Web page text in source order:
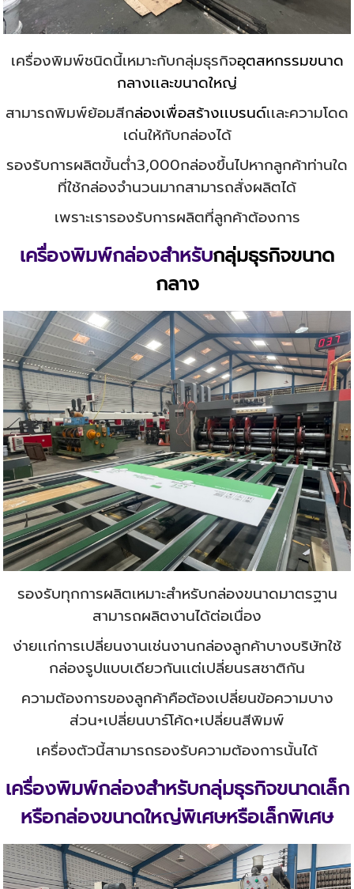
เครื่องพิมพ์ชนิดนี้เหมาะกับกลุ่มธุรกิจอุตสหกรรมขนาด
กลางเเละขนาดใหญ่
สามารถพิมพ์ย้อมสีกล่องเพื่อสร้างเเบรนด์เเละความโดด
เด่นให้กับกล่องได้
รองรับการผลิตขั้นต่ำ3,000กล่องขึ้นไปหากลูกค้าท่านใด
ที่ใช้กล่องจำนวนมากสามารถสั่งผลิตได้
เพราะเรารองรับการผลิตที่ลูกค้าต้องการ
เครื่องพิมพ์กล่องสำหรับกลุ่มธุรกิจขนาด
กลาง
รองรับทุกการผลิตเหมาะสำหรับกล่องขนาดมาตรฐาน
สามารถผลิตงานได้ต่อเนื่อง
ง่ายเเก่การเปลี่ยนงานเช่นงานกล่องลูกค้าบางบริษัทใช้
กล่องรูปแบบเดียวกันเเต่เปลี่ยนรสชาติกัน
ความต้องการของลูกค้าคือต้องเปลี่ยนข้อความบาง
ส่วน+เปลี่ยนบาร์โค้ด+เปลี่ยนสีพิมพ์
เครื่องตัวนี้สามารถรองรับความต้องการนั้นได้
เครื่องพิมพ์กล่องสำหรับกลุ่มธุรกิจขนาดเล็ก
หรือกล่องขนาดใหญ่พิเศษหรือเล็กพิเศษ